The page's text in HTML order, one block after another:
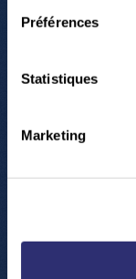
Préférences
Statistiques
Marketing